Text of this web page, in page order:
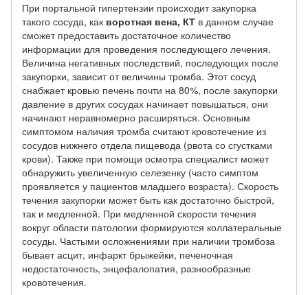
При портальной гипертензии происходит закупорка
такого сосуда, как воротная вена, КТ в данном случае
сможет предоставить достаточное количество
информации для проведения последующего лечения.
Величина негативных последствий, последующих после
закупорки, зависит от величины тромба. Этот сосуд
снабжает кровью печень почти на 80%, после закупорки
давление в других сосудах начинает повышаться, они
начинают неравномерно расширяться. Основным
симптомом наличия тромба считают кровотечение из
сосудов нижнего отдела пищевода (рвота со сгустками
крови). Также при помощи осмотра специалист может
обнаружить увеличенную селезенку (часто симптом
проявляется у пациентов младшего возраста). Скорость
течения закупорки может быть как достаточно быстрой,
так и медленной. При медленной скорости течения
вокруг области патологии формируются коллатеральные
сосуды. Частыми осложнениями при наличии тромбоза
бывает асцит, инфаркт брыжейки, печеночная
недостаточность, энцефалопатия, разнообразные
кровотечения.